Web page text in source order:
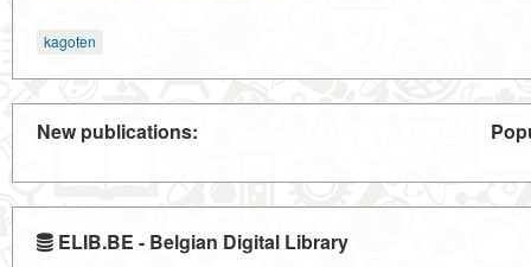
kagoten
New publications:
ELIB.BE - Belgian Digital Library